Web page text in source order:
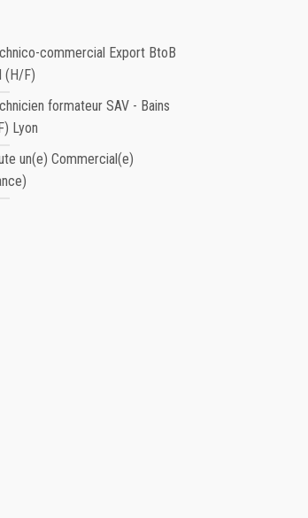
commercial Export BtoB
(H/F)
formateur SAV - Bains
Lyon
un(e) Commercial(e)